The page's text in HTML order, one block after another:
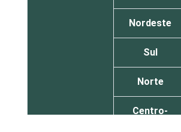
Nordeste
Sul
Norte
Centro-